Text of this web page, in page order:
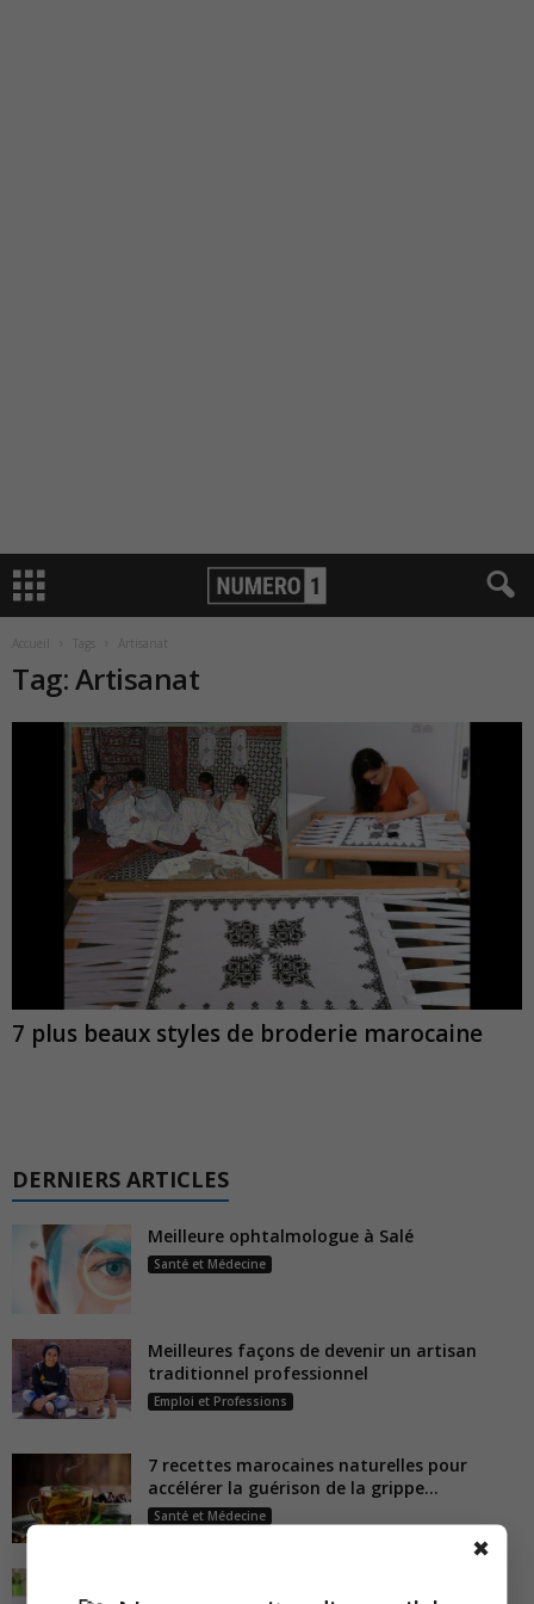
✖
Tags
Tag: Artisanat
7 plus beaux styles de broderie marocaine
DERNIERS ARTICLES
Meilleure ophtalmologue à Salé
Santé et Médecine
Meilleures façons de devenir un artisan
traditionnel professionnel
Emploi et Professions
7 recettes marocaines naturelles pour
accélérer la guérison de la grippe...
Santé et Médecine